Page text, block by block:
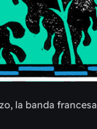
la banda francesa